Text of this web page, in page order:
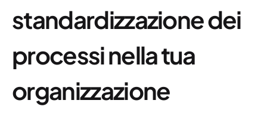
standardizzazione dei
processi nella tua
organizzazione